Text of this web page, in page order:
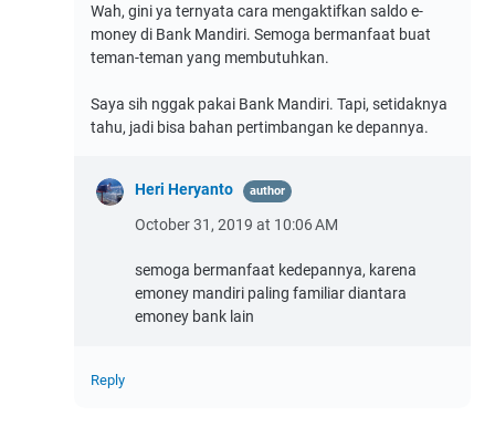
Wah, gini ya ternyata cara mengaktifkan saldo e-
money di Bank Mandiri. Semoga bermanfaat buat
teman-teman yang membutuhkan.
Saya sih nggak pakai Bank Mandiri. Tapi, setidaknya
tahu, jadi bisa bahan pertimbangan ke depannya.
Heri Heryanto
October 31, 2019 at 10:06 AM
semoga bermanfaat kedepannya, karena
emoney mandiri paling familiar diantara
emoney bank lain
Reply